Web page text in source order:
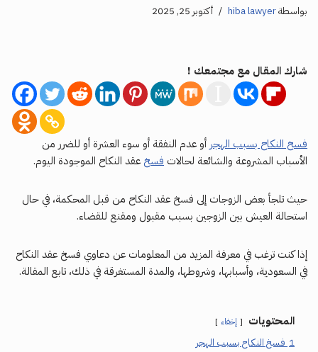
بواسطةhiba lawyer أكتوبر 25, 2025
شارك المقال مع مجتمعك !
فسخ النكاح بسبب الهجر أو عدم النفقة أو سوء العشرة أو للضرر من
الأسباب المشروعة والشائعة لحالات فسخ عقد النكاح الموجودة اليوم.
حيث تلجأ بعض الزوجات إلى فسخ عقد النكاح من قبل المحكمة، في حال
استحالة العيش بين الزوجين بسبب مقبول ومقنع للقضاء.
إذا كنت ترغب في معرفة المزيد من المعلومات عن دعاوي فسخ عقد النكاح
في السعودية، وأسبابها، وشروطها، والمدة المستغرقة في ذلك، تابع المقالة.
المحتويات إخفاء
1 فسخ النكاح بسبب الهجر